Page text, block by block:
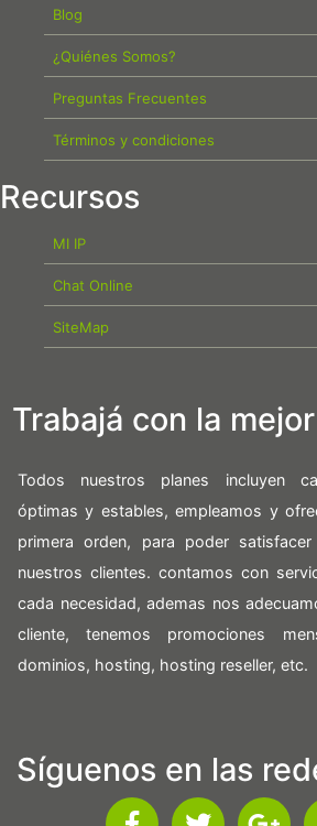
Blog
¿Quiénes Somos?
Preguntas Frecuentes
Términos y condiciones
Recursos
MI IP
Chat Online
SiteMap
Trabajá con la
Todos nuestros planes incluyen
óptimas y estables, empleamos y
primera orden, para poder
nuestros clientes. contamos con
cada necesidad, ademas nos
cliente, tenemos promociones
dominios, hosting, hosting reseller, etc.
Síguenos en las